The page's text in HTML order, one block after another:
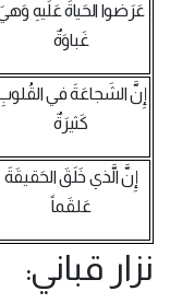
عَرَضوا الحَياةَ عَلَيهِ
غَباوَةٌ
إِنَّ الشَجاعَةَ في
كَثيرَةٌ
إِنَّ الَّذي خَلَقَ الحَقيقَةَ
عَلقَماً
نزار قباني: